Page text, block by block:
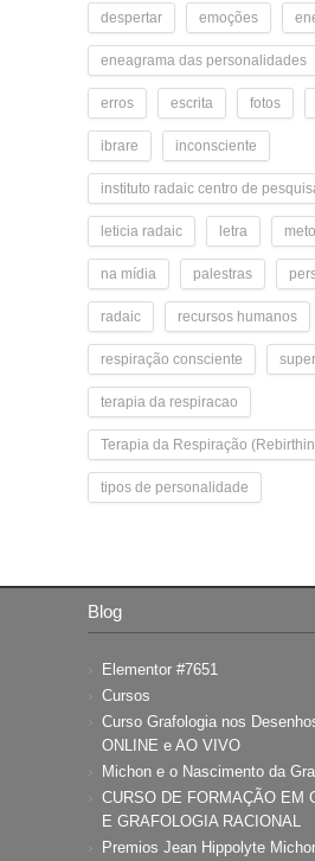
despertar emoções
eneagrama das personalidades
erros escrita fotos
ibrare inconsciente
instituto radaic centro de
leticia radaic letra
na mídia palestras
radaic recursos humanos
respiração consciente
terapia da respiracao
Terapia da Respiração
tipos de personalidade
Blog
Elementor #7651
Cursos
Curso Grafologia nos
ONLINE e AO VIVO
Michon e o Nascimento da
CURSO DE FORMAÇÃO EM
E GRAFOLOGIA RACIONAL
Premios Jean Hippolyte